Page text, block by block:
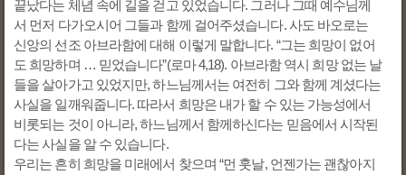
끝났다는 체념 속에 길을 걷고 있었습니다. 그러나 그때 예수님께
서 먼저 다가오시어 그들과 함께 걸어주셨습니다. 사도 바오로는
신앙의 선조 아브라함에 대해 이렇게 말합니다. “그는 희망이 없어
도 희망하며 … 믿었습니다”(로마 4,18). 아브라함 역시 희망 없는 날
들을 살아가고 있었지만, 하느님께서는 여전히 그와 함께 계셨다는
사실을 일깨워줍니다. 따라서 희망은 내가 할 수 있는 가능성에서
비롯되는 것이 아니라, 하느님께서 함께하신다는 믿음에서 시작된
다는 사실을 알 수 있습니다.
우리는 흔히 희망을 미래에서 찾으며 “먼 훗날, 언젠가는 괜찮아지